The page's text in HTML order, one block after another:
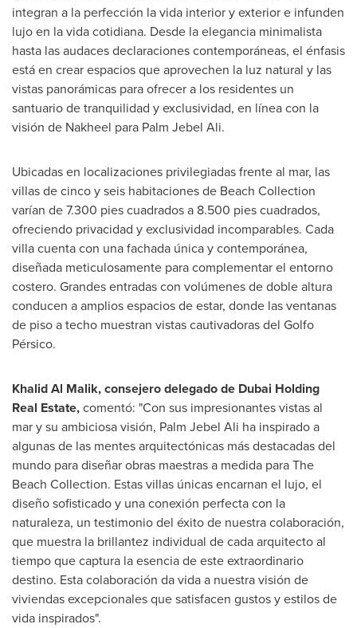
integran a la perfección la vida interior y exterior e infunden
lujo en la vida cotidiana. Desde la elegancia minimalista
hasta las audaces declaraciones contemporáneas, el énfasis
está en crear espacios que aprovechen la luz natural y las
vistas panorámicas para ofrecer a los residentes un
santuario de tranquilidad y exclusividad, en línea con la
visión de Nakheel para Palm Jebel Ali.
Ubicadas en localizaciones privilegiadas frente al mar, las
villas de cinco y seis habitaciones de Beach Collection
varían de 7.300 pies cuadrados a 8.500 pies cuadrados,
ofreciendo privacidad y exclusividad incomparables. Cada
villa cuenta con una fachada única y contemporánea,
diseñada meticulosamente para complementar el entorno
costero. Grandes entradas con volúmenes de doble altura
conducen a amplios espacios de estar, donde las ventanas
de piso a techo muestran vistas cautivadoras del Golfo
Pérsico.
Khalid Al Malik, consejero delegado de Dubai Holding
Real Estate,comentó: "Con sus impresionantes vistas al
mar y su ambiciosa visión, Palm Jebel Ali ha inspirado a
algunas de las mentes arquitectónicas más destacadas del
mundo para diseñar obras maestras a medida para The
Beach Collection. Estas villas únicas encarnan el lujo, el
diseño sofisticado y una conexión perfecta con la
naturaleza, un testimonio del éxito de nuestra colaboración,
que muestra la brillantez individual de cada arquitecto al
tiempo que captura la esencia de este extraordinario
destino. Esta colaboración da vida a nuestra visión de
viviendas excepcionales que satisfacen gustos y estilos de
vida inspirados".